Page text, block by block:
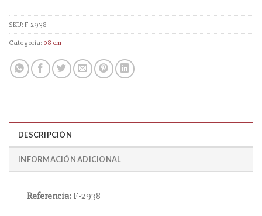
SKU:F-2938
Categoría: 08 cm
DESCRIPCIÓN
INFORMACIÓN ADICIONAL
Referencia: F-2938